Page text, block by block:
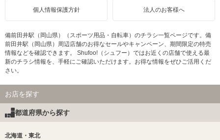
個人情報保護方針 法人のお客様へ
備前田井駅（岡山県）（スポーツ用品・自転車）のチラシ一覧ページです。備
前田井駅（岡山県）周辺店舗のお得なセールやキャンペーン、期間限定の特売
情報などを確認できます。 Shufoo!（シュフー）ではお近くの店舗で使える最
新のチラシ情報を、手軽にご確認いただけます。お得な情報をぜひご活用くだ
さい。
お店を探す
都道府県から探す
北海道・東北